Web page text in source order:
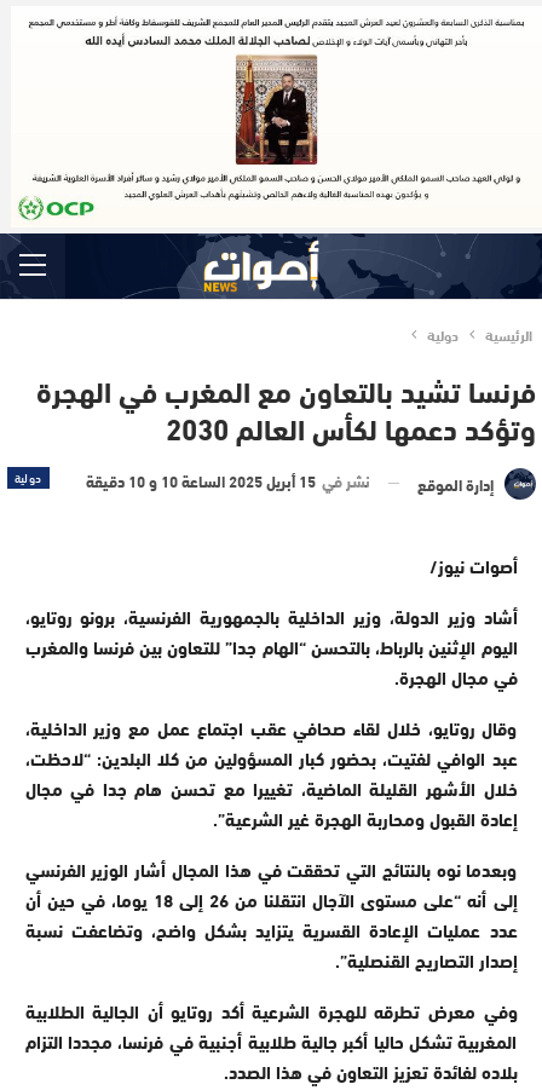
الرئيسية دولية
فرنسا تشيد بالتعاون مع المغرب في الهجرة
وتؤكد دعمها لكأس العالم 2030
دولية إدارة الموقع نشر في 15 أبريل 2025 الساعة 10 و 10 دقيقة
أصوات نيوز/
أشاد وزير الدولة، وزير الداخلية بالجمهورية الفرنسية، برونو روتايو،
اليوم الإثنين بالرباط، بالتحسن “الهام جدا” للتعاون بين فرنسا والمغرب
في مجال الهجرة.
وقال روتايو، خلال لقاء صحافي عقب اجتماع عمل مع وزير الداخلية،
عبد الوافي لفتيت، بحضور كبار المسؤولين من كلا البلدين: “لاحظت،
خلال الأشهر القليلة الماضية، تغييرا مع تحسن هام جدا في مجال
إعادة القبول ومحاربة الهجرة غير الشرعية”.
وبعدما نوه بالنتائج التي تحققت في هذا المجال أشار الوزير الفرنسي
إلى أنه “على مستوى الآجال انتقلنا من 26 إلى 18 يوما، في حين أن
عدد عمليات الإعادة القسرية يتزايد بشكل واضح، وتضاعفت نسبة
إصدار التصاريح القنصلية”.
وفي معرض تطرقه للهجرة الشرعية أكد روتايو أن الجالية الطلابية
المغربية تشكل حاليا أكبر جالية طلابية أجنبية في فرنسا، مجددا التزام
بلاده لفائدة تعزيز التعاون في هذا الصدد.